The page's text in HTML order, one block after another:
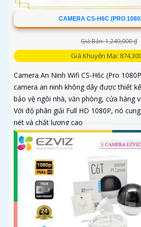
CAMERA CS-H6C (PRO
Giá Bán: 1,249,000 ₫
Giá Khuyến Mại:
Camera An Ninh Wifi CS-H6c (Pro
camera an ninh không dây được thiết
bảo vệ ngôi nhà, văn phòng, cửa hàng
Với độ phân giải Full HD 1080P, nó
nét và chất lượng cao